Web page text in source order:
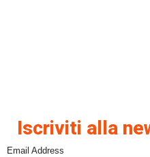
Iscriviti alla
Email Address